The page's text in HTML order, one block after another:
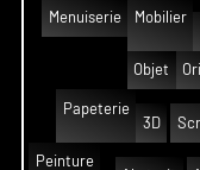
Menuiserie
Mobilier
Objet
Papeterie
3D
Peinture